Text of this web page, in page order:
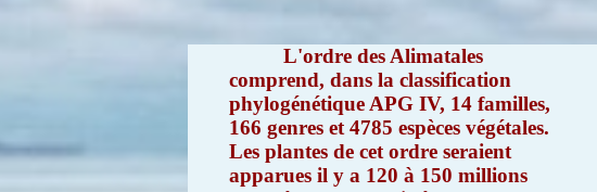
L'ordre des Alimatales
comprend, dans la classification
phylogénétique APG IV, 14 familles,
166 genres et 4785 espèces végétales.
Les plantes de cet ordre seraient
apparues il y a 120 à 150 millions